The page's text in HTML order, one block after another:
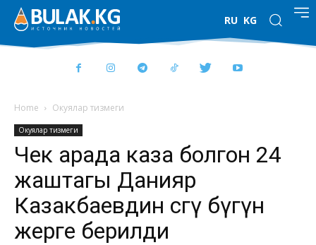
RU KG
Home Окуялар тизмеги
Окуялар тизмеги
Чек арада каза болгон 24
жаштагы Данияр
Казакбаевдин сөөгү бүгүн
жерге берилди